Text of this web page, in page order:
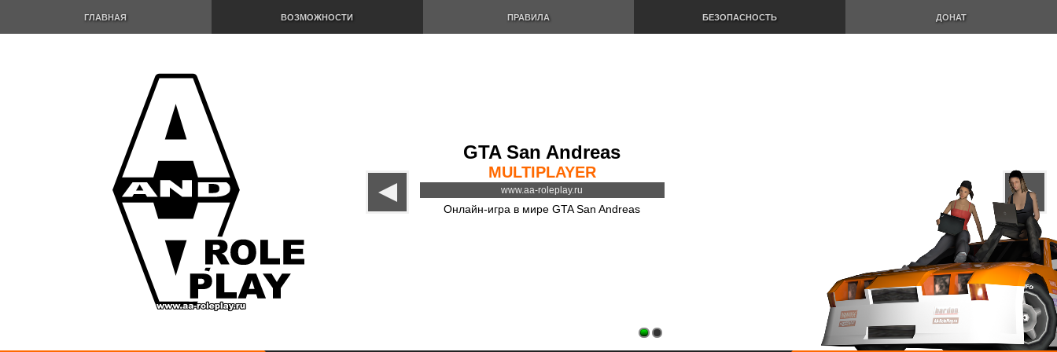
ГЛАВНАЯ ВОЗМОЖНОСТИ ПРАВИЛА БЕЗОПАСНОСТЬ ДОНАТ
GTA San Andreas
MULTIPLAYER
Онлайн-игра в мире GTA San Andreas
www.aa-roleplay.ru